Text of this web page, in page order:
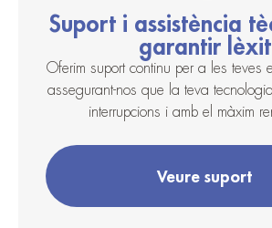
Suport i assistència
garantir lèxit
Oferim suport continu per a les teves
assegurant-nos que la teva
interrupcions i amb el màxim
Veure suport